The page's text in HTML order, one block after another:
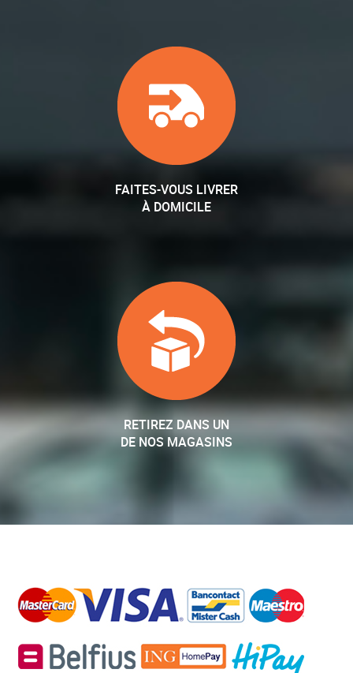
FAITES-VOUS LIVRER
À DOMICILE
RETIREZ DANS UN
DE NOS MAGASINS